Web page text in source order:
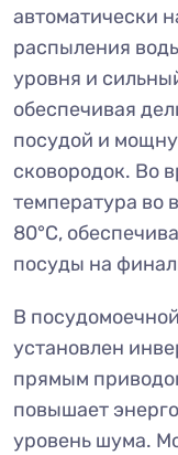
автоматически
распыления
уровня и
обеспечивая
посудой и
сковородок. Во
температура во
80°C,
посуды на
В
установлен
прямым
повышает
уровень шума.